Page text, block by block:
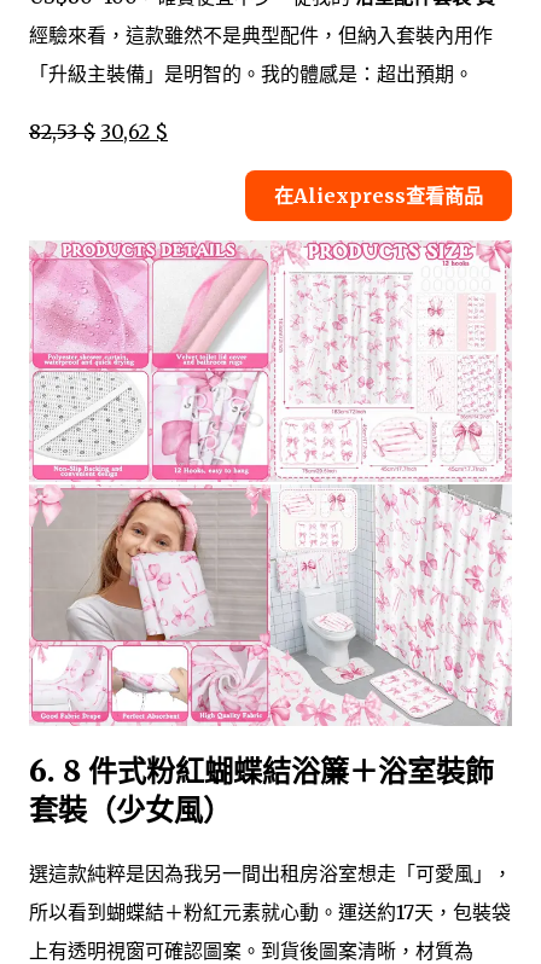
經驗來看，這款雖然不是典型配件，但納入套裝內用作
「升級主裝備」是明智的。我的體感是：超出預期。
82,53 $ 30,62 $
在Aliexpress查看商品
6. 8 件式粉紅蝴蝶結浴簾＋浴室裝飾
套裝（少女風）
選這款純粹是因為我另一間出租房浴室想走「可愛風」，
所以看到蝴蝶結＋粉紅元素就心動。運送約17天，包裝袋
上有透明視窗可確認圖案。到貨後圖案清晰，材質為